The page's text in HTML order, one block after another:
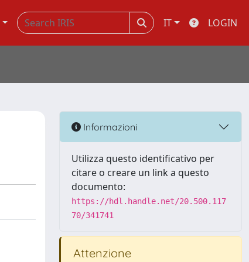
IT LOGIN
Informazioni
Utilizza questo identificativo per
citare o creare un link a questo
documento:
https://hdl.handle.net/20.500.117
70/341741
Attenzione